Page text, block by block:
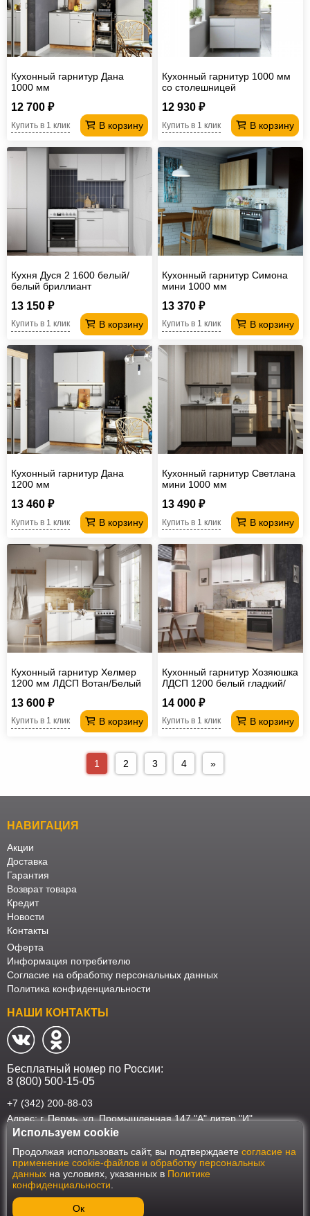
Кухонный гарнитур Дана
1000 мм
12 700 ₽
В корзину
Купить в 1 клик
Кухонный гарнитур 1000 мм
со столешницей
12 930 ₽
В корзину
Купить в 1 клик
Кухня Дуся 2 1600 белый/
белый бриллиант
13 150 ₽
В корзину
Купить в 1 клик
Кухонный гарнитур Симона
мини 1000 мм
13 370 ₽
В корзину
Купить в 1 клик
Кухонный гарнитур Дана
1200 мм
13 460 ₽
В корзину
Купить в 1 клик
Кухонный гарнитур Светлана
мини 1000 мм
13 490 ₽
В корзину
Купить в 1 клик
Кухонный гарнитур Хелмер
1200 мм ЛДСП Вотан/Белый
13 600 ₽
В корзину
Купить в 1 клик
Кухонный гарнитур Хозяюшка
ЛДСП 1200 белый гладкий/
14 000 ₽
В корзину
Купить в 1 клик
1 2 3 4 »
НАВИГАЦИЯ
Акции
Доставка
Гарантия
Возврат товара
Кредит
Новости
Контакты
Оферта
Информация потребителю
Согласие на обработку персональных данных
Политика конфиденциальности
НАШИ КОНТАКТЫ
Бесплатный номер по России:
8 (800) 500-15-05
+7 (342) 200-88-03
Адрес: г. Пермь, ул. Промышленная 147 "А" литер "И"
Наш интернет-магазин работает в соответствии с требованиями
Федерального закона от 27 июля 2006 года №152-ФЗ "О персональных
данных". Оформить заказ на сайте Мебеласка возможно только при
наличии согласия на обработку Ваших персональных данных. Для
улучшения работы сайта и его взаимодействия с пользователями мы
используем файлы cookie. Продолжая пользоваться сайтом, вы
соглашаетесь с использованием cookie.
Используем cookie
Продолжая использовать сайт, вы подтверждаете согласие на
применение cookie-файлов и обработку персональных
данных на условиях, указанных в Политике
конфиденциальности
Ок